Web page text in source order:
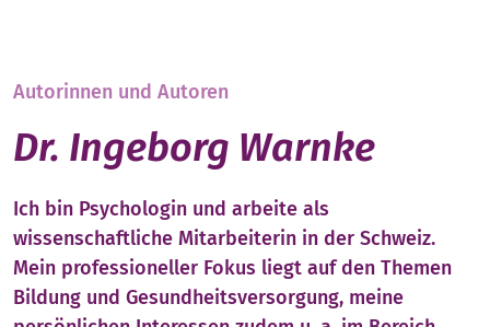
Autorinnen und Autoren
Dr. Ingeborg Warnke
Ich bin Psychologin und arbeite als
wissenschaftliche Mitarbeiterin in der Schweiz.
Mein professioneller Fokus liegt auf den Themen
Bildung und Gesundheitsversorgung, meine